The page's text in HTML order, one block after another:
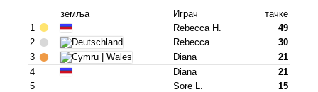
земља Играч
тачке
1
Rebecca H.
49
2
Rebecca .
30
3
Diana
21
4
Diana
21
5
Sore L.
15